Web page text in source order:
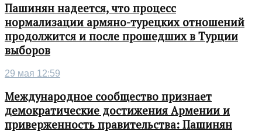
Пашинян надеется, что процесс
нормализации армяно-турецких отношений
продолжится и после прошедших в Турции
выборов
29 мая 12:59
Международное сообщество признает
демократические достижения Армении и
приверженность правительства: Пашинян